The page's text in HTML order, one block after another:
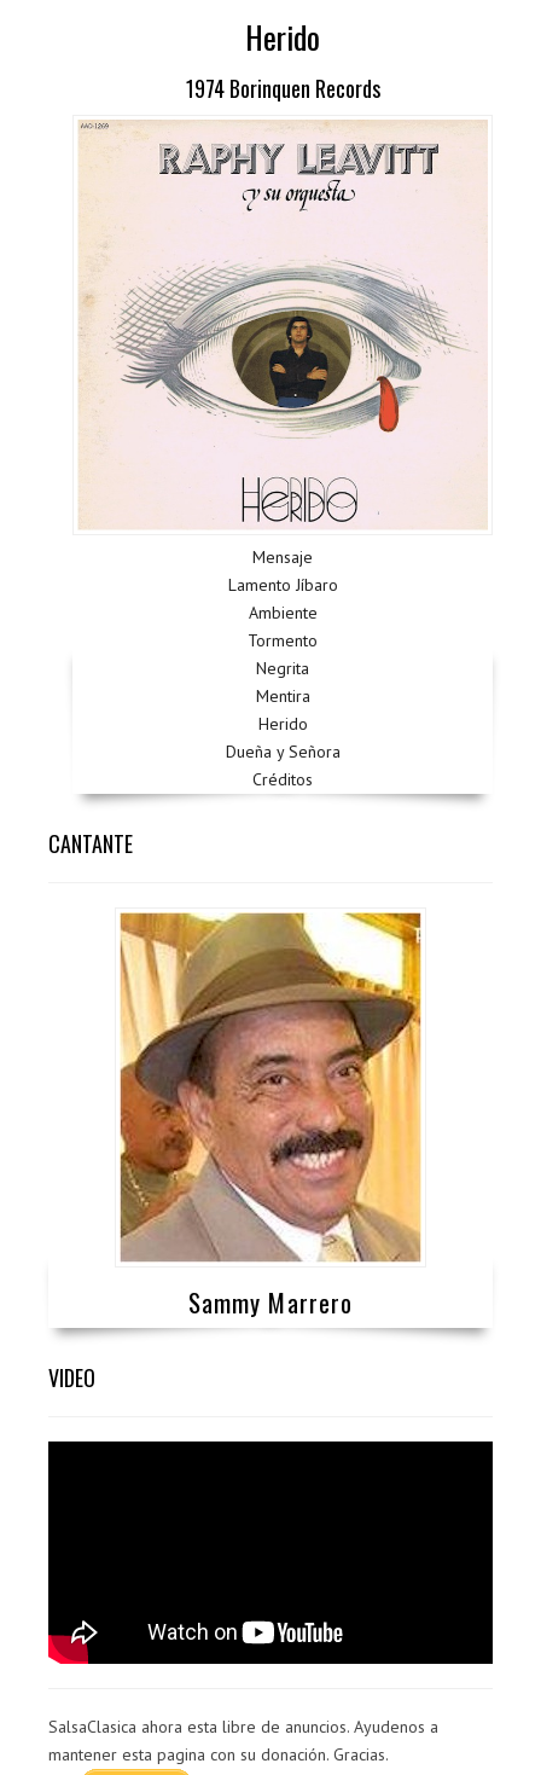
Herido
1974 Borinquen Records
Mensaje
Lamento Jíbaro
Ambiente
Tormento
Negrita
Mentira
Herido
Dueña y Señora
Créditos
CANTANTE
Sammy Marrero
VIDEO
SalsaClasica ahora esta libre de anuncios. Ayudenos a
mantener esta pagina con su donación. Gracias.